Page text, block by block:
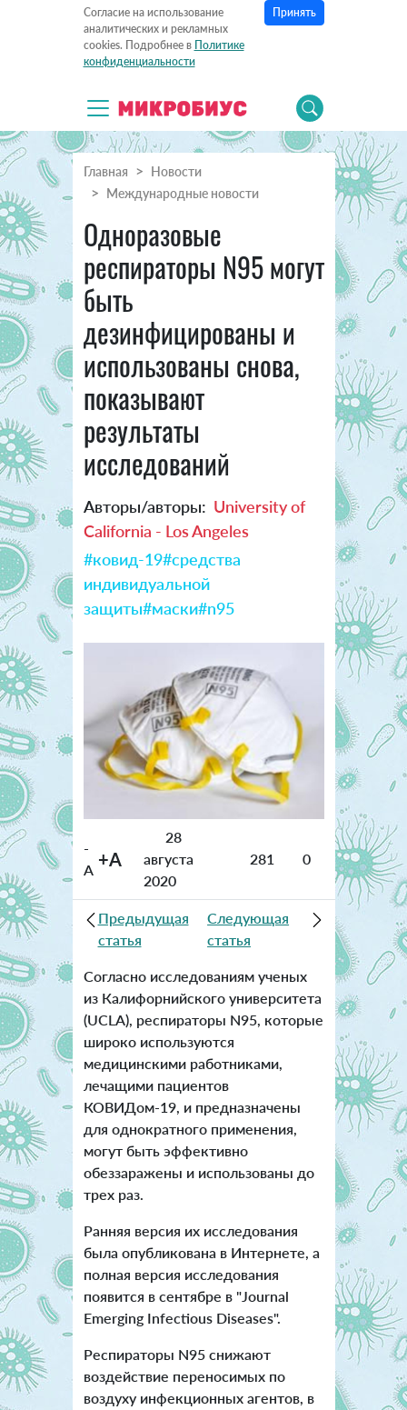
Согласие на использование
аналитических и рекламных
cookies. Подробнее в Политике
конфиденциальности
Принять
Главная
Новости
Международные новости
Одноразовые
респираторы N95 могут
быть
дезинфицированы и
использованы снова,
показывают
результаты
исследований
Авторы/авторы: University of
California - Los Angeles
#ковид-19#средства
индивидуальной
защиты#маски#n95
-
A +A
28
августа
2020
281 0
Предыдущая
статья
Следующая
статья
Согласно исследованиям ученых
из Калифорнийского университета
(UCLA), респираторы N95, которые
широко используются
медицинскими работниками,
лечащими пациентов
КОВИДом-19, и предназначены
для однократного применения,
могут быть эффективно
обеззаражены и использованы до
трех раз.
Ранняя версия их исследования
была опубликована в Интернете, а
полная версия исследования
появится в сентябре в "Journal
Emerging Infectious Diseases".
Респираторы N95 снижают
воздействие переносимых по
воздуху инфекционных агентов, в